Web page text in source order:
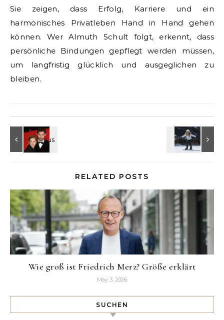
Sie zeigen, dass Erfolg, Karriere und ein
harmonisches Privatleben Hand in Hand gehen
können. Wer Almuth Schult folgt, erkennt, dass
persönliche Bindungen gepflegt werden müssen,
um langfristig glücklich und ausgeglichen zu
bleiben.
RELATED POSTS
Wie groß ist Friedrich Merz? Größe erklärt
May 3, 2026
SUCHEN